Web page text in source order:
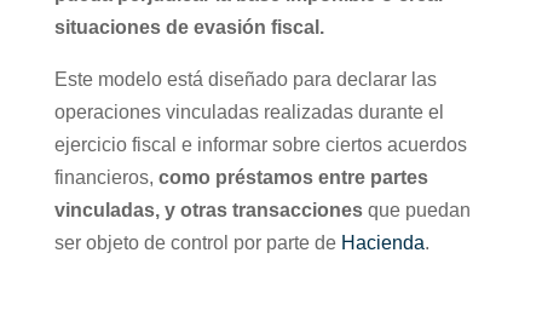
situaciones de evasión fiscal.
Este modelo está diseñado para declarar las
operaciones vinculadas realizadas durante el
ejercicio fiscal e informar sobre ciertos acuerdos
financieros, como préstamos entre partes
vinculadas, y otras transacciones que puedan
ser objeto de control por parte de Hacienda.